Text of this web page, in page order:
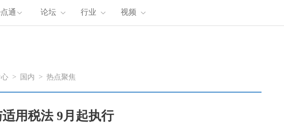
通 论坛 行业 视频
> 国内 > 热点聚焦
用税法 9月起执行